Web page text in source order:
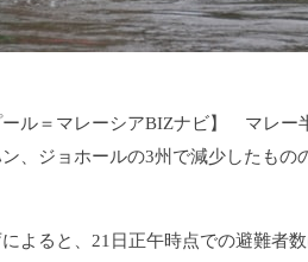
ール＝マレーシアBIZナビ】 マレー
、ジョホールの3州で減少したもの
よると、21日正午時点での避難者数